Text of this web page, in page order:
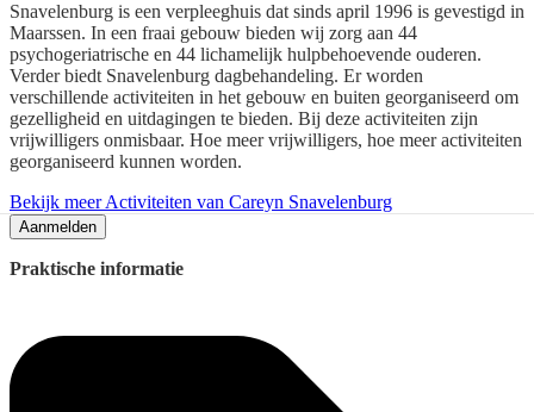
Snavelenburg is een verpleeghuis dat sinds april 1996 is gevestigd in
Maarssen. In een fraai gebouw bieden wij zorg aan 44
psychogeriatrische en 44 lichamelijk hulpbehoevende ouderen.
Verder biedt Snavelenburg dagbehandeling. Er worden
verschillende activiteiten in het gebouw en buiten georganiseerd om
gezelligheid en uitdagingen te bieden. Bij deze activiteiten zijn
vrijwilligers onmisbaar. Hoe meer vrijwilligers, hoe meer activiteiten
georganiseerd kunnen worden.
Bekijk meer Activiteiten van Careyn Snavelenburg
Aanmelden
Praktische informatie